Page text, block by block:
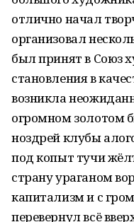
отлично начал
организовал
был принят в Союз
становления в
возникла
огромном золотом
ноздрей клубы
под копыт тучи
страну ураганом
капитализм и с
перевернул всё